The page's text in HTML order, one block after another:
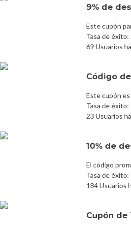
9% de
Este cupón
Tasa de éxito:
69 Usuarios
Código
Este cupón
Tasa de éxito:
23 Usuarios
10% de
El código
Tasa de éxito:
184 Usuarios
Cupón